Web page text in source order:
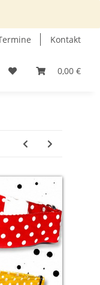
Kontakt
0,00 €